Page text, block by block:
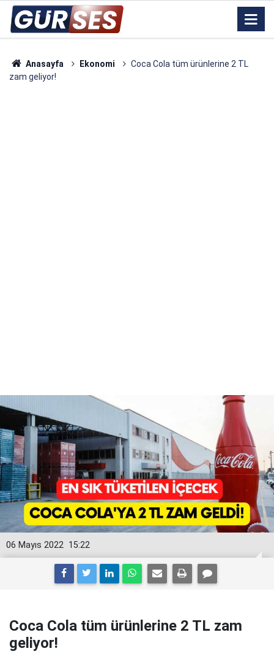
Anasayfa Ekonomi
Coca Cola tüm ürünlerine 2 TL
zam geliyor!
15:22
06 Mayıs 2022
Coca Cola tüm ürünlerine 2 TL zam
geliyor!